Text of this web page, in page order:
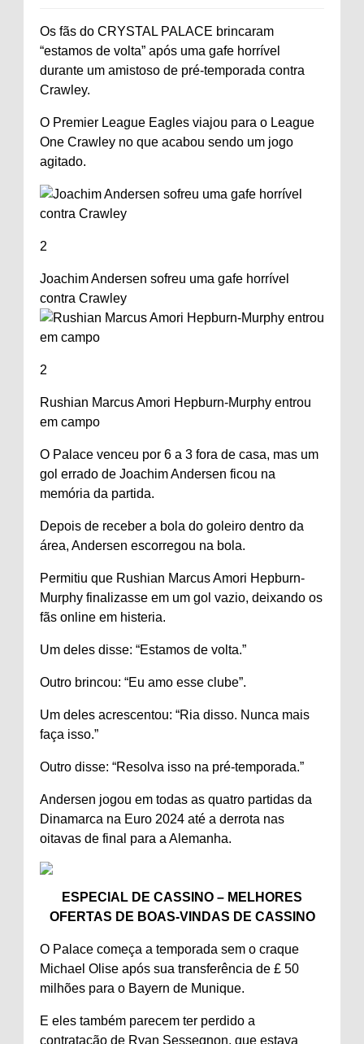
Os fãs do CRYSTAL PALACE brincaram
“estamos de volta” após uma gafe horrível
durante um amistoso de pré-temporada contra
Crawley.
O Premier League Eagles viajou para o League
One Crawley no que acabou sendo um jogo
agitado.
2
Joachim Andersen sofreu uma gafe horrível
contra Crawley
2
Rushian Marcus Amori Hepburn-Murphy entrou
em campo
O Palace venceu por 6 a 3 fora de casa, mas um
gol errado de Joachim Andersen ficou na
memória da partida.
Depois de receber a bola do goleiro dentro da
área, Andersen escorregou na bola.
Permitiu que Rushian Marcus Amori Hepburn-
Murphy finalizasse em um gol vazio, deixando os
fãs online em histeria.
Um deles disse: “Estamos de volta.”
Outro brincou: “Eu amo esse clube”.
Um deles acrescentou: “Ria disso. Nunca mais
faça isso.”
Outro disse: “Resolva isso na pré-temporada.”
Andersen jogou em todas as quatro partidas da
Dinamarca na Euro 2024 até a derrota nas
oitavas de final para a Alemanha.
ESPECIAL DE CASSINO – MELHORES
OFERTAS DE BOAS-VINDAS DE CASSINO
O Palace começa a temporada sem o craque
Michael Olise após sua transferência de £ 50
milhões para o Bayern de Munique.
E eles também parecem ter perdido a
contratação de Ryan Sessegnon, que estava